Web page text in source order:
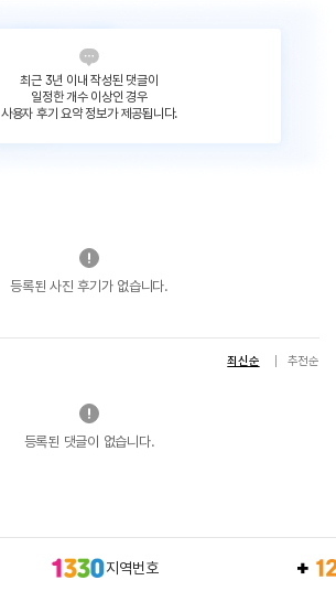
최근 3년 이내 작성된 댓글이
일정한 개수 이상인 경우
사용자 후기 요약 정보가 제공됩니다.
등록된 사진 후기가 없습니다.
최신순 추천순
등록된 댓글이 없습니다.
지역번호